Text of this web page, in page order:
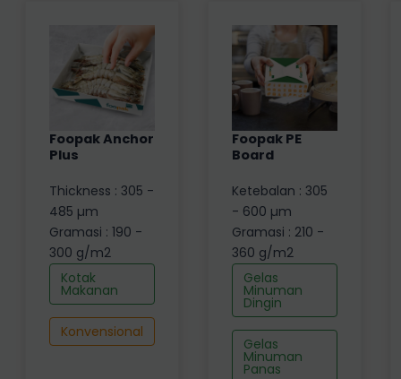
Foopak Anchor
Plus
Thickness : 305 -
485 µm
Gramasi : 190 -
300 g/m2
Kotak
Makanan
Konvensional
Foopak PE
Board
Ketebalan : 305
- 600 µm
Gramasi : 210 -
360 g/m2
Gelas
Minuman
Dingin
Gelas
Minuman
Panas